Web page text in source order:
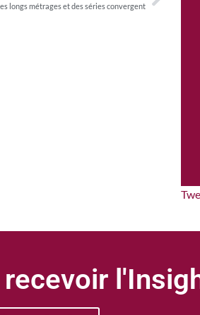
longs métrages et des séries convergent